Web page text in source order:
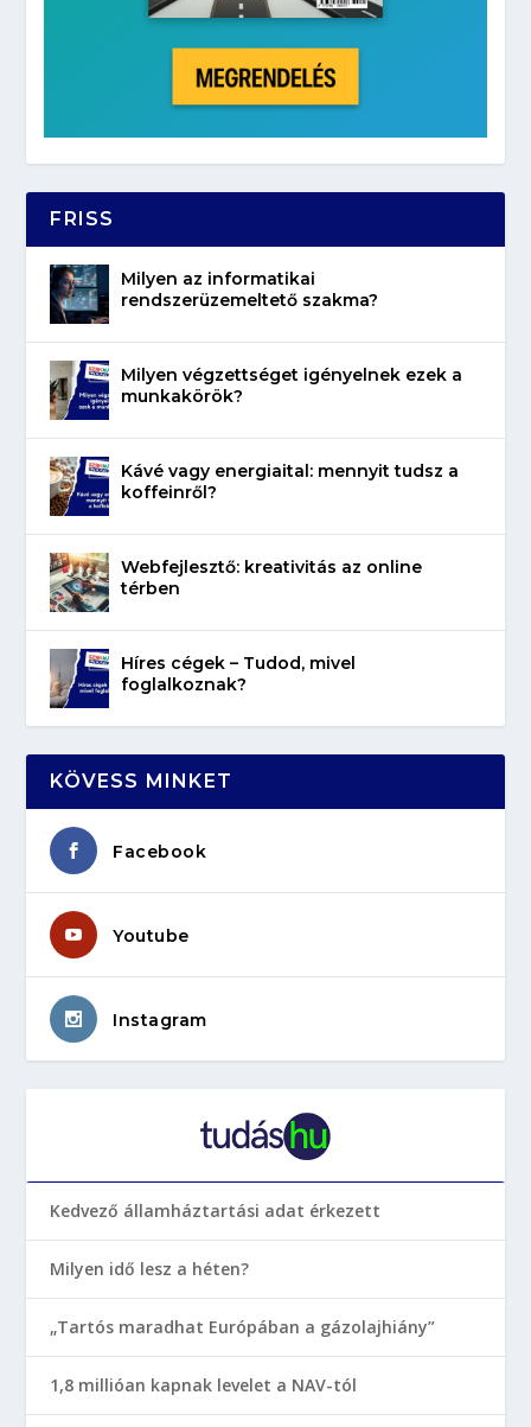
FRISS
Milyen az informatikai
rendszerüzemeltető szakma?
Milyen végzettséget igényelnek ezek a
munkakörök?
Kávé vagy energiaital: mennyit tudsz a
koffeinről?
Webfejlesztő: kreativitás az online
térben
Híres cégek – Tudod, mivel
foglalkoznak?
KÖVESS MINKET
Facebook
Youtube
Instagram
Kedvező államháztartási adat érkezett
Milyen idő lesz a héten?
„Tartós maradhat Európában a gázolajhiány”
1,8 millióan kapnak levelet a NAV-tól